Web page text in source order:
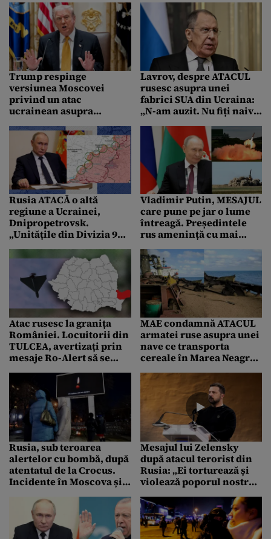
Trump respinge
versiunea Moscovei
privind un atac
ucrainean asupra
cred că a avut loc un
astfel de atac”
Lavrov, despre ATACUL
rusesc asupra unei
fabrici SUA din Ucraina:
„N-am auzit. Nu fiți naivi
produceau aparate de
cafea”
Rusia ATACĂ o altă
regiune a Ucrainei,
Dnipropetrovsk.
„Unitățile din Divizia 90
ofensiva”
Vladimir Putin, MESAJUL
care pune pe jar o lume
întreagă. Președintele
rus amenință cu mai
Ucraina: „Va regreta”
Atac rusesc la granița
României. Locuitorii din
TULCEA, avertizați prin
mesaje Ro-Alert să se
ridică 4 avioane de
război
MAE condamnă ATACUL
armatei ruse asupra unei
nave ce transporta
cereale în Marea Neagră:
precedent a acţiunilor
Federaţiei Ruse”
Rusia, sub teroarea
alertelor cu bombă, după
atentatul de la Crocus.
Incidente în Moscova și
Mesajul lui Zelensky
după atacul terorist din
Rusia: „Ei torturează și
violează poporul nostru
învinovățiți”